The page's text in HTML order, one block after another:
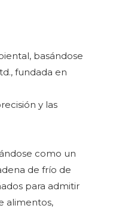
basándose
fundada en
y las
como un
de frío de
para admitir
alimentos,